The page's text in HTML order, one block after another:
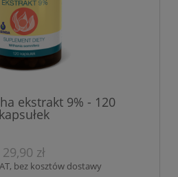
ekstrakt 9% - 120
kapsułek
29,90 zł
bez kosztów dostawy